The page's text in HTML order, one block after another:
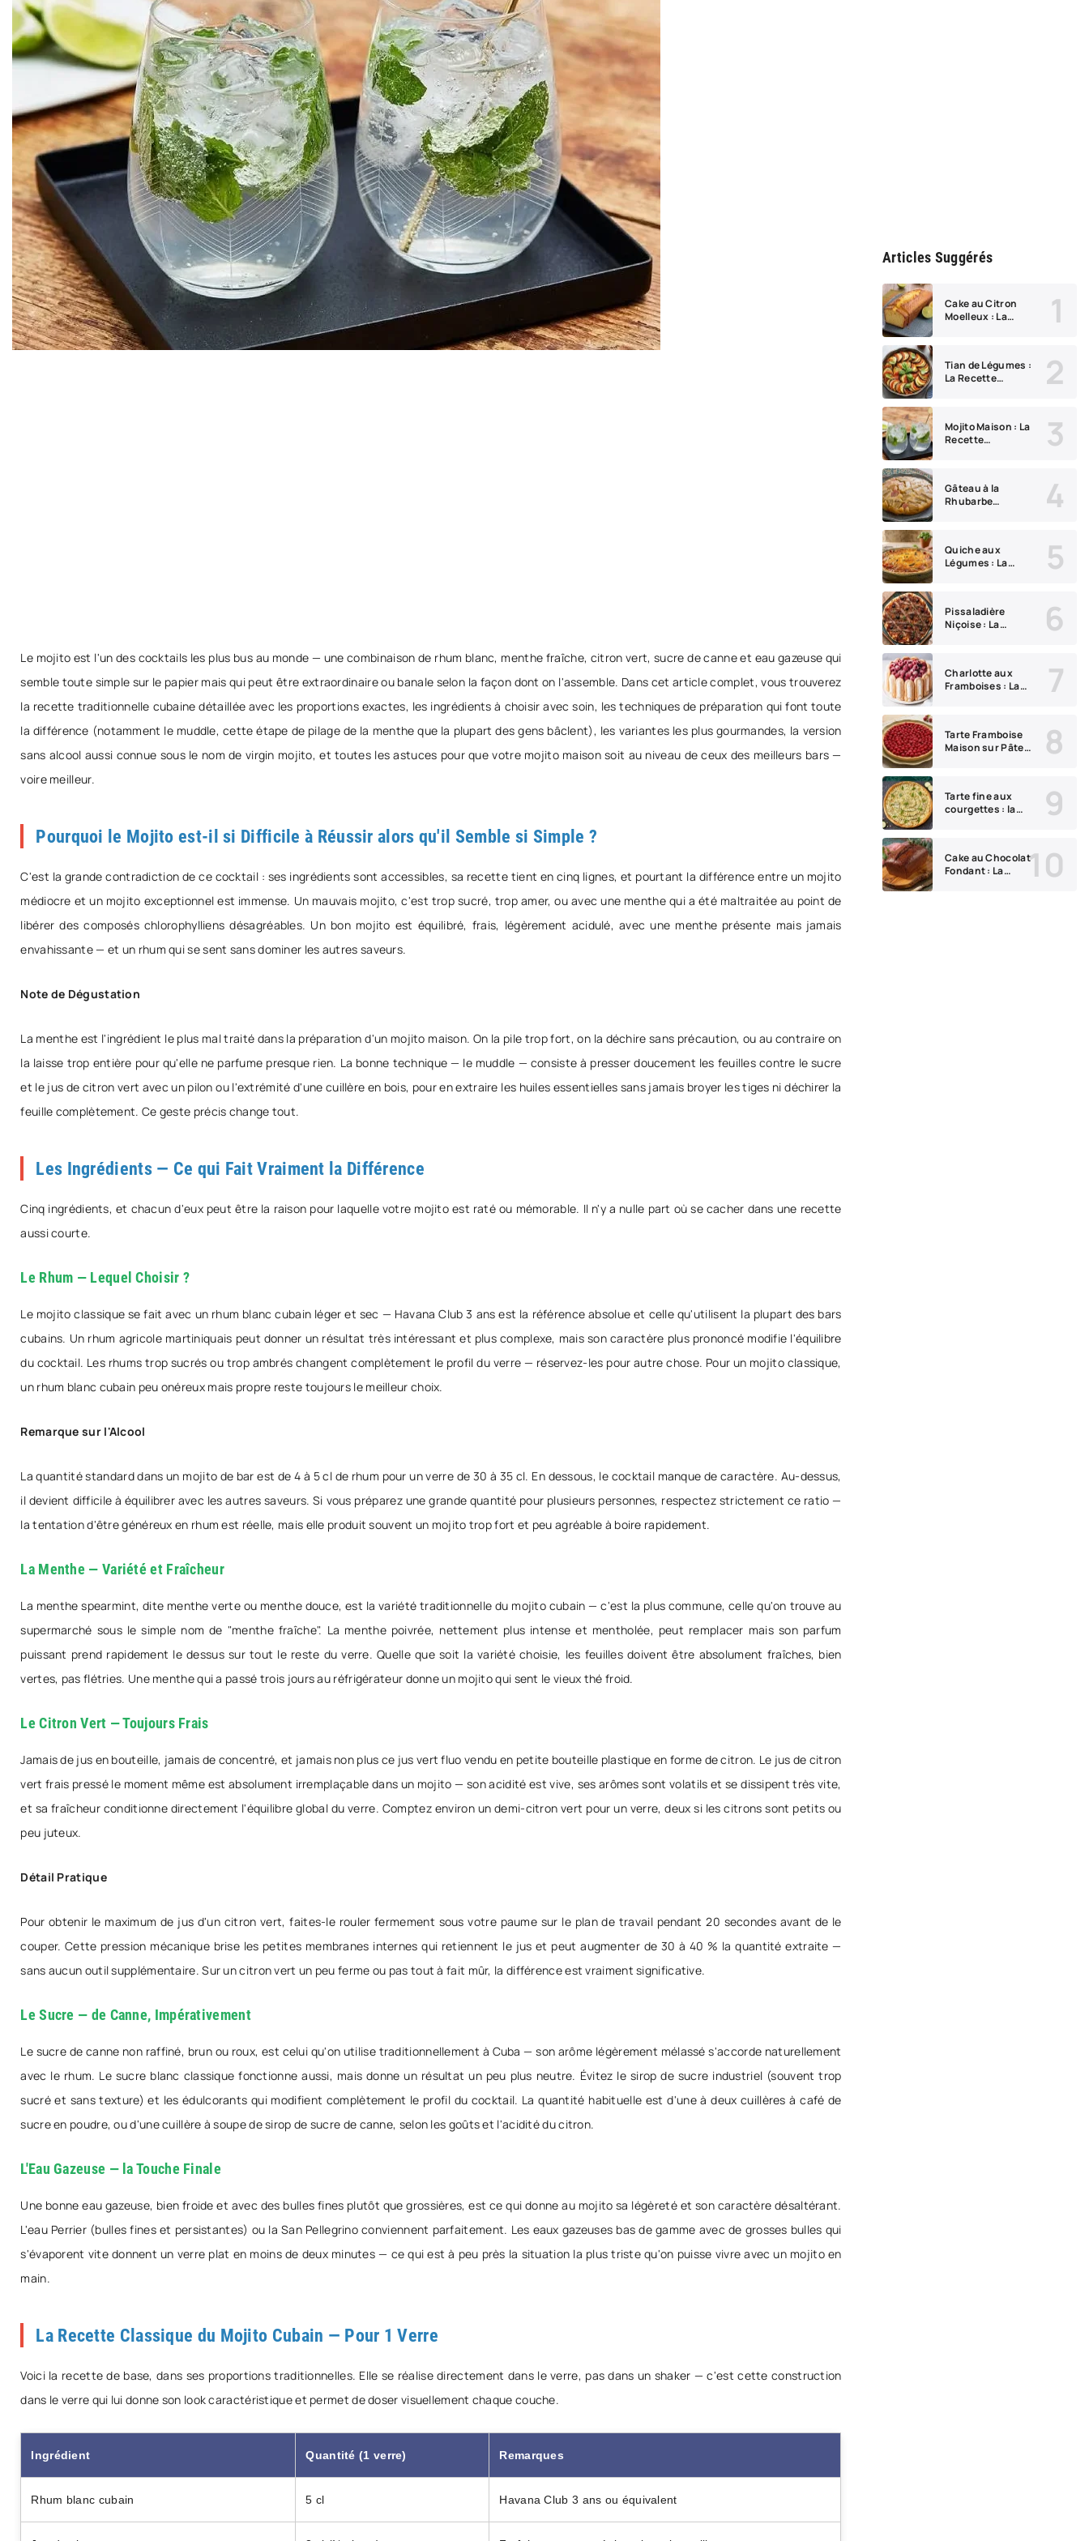
Le mojito est l'un des cocktails les plus bus au monde — une combinaison de rhum blanc, menthe fraîche, citron vert, sucre de canne et eau gazeuse qui
semble toute simple sur le papier mais qui peut être extraordinaire ou banale selon la façon dont on l'assemble. Dans cet article complet, vous trouverez
la recette traditionnelle cubaine détaillée avec les proportions exactes, les ingrédients à choisir avec soin, les techniques de préparation qui font toute
la différence (notamment le muddle, cette étape de pilage de la menthe que la plupart des gens bâclent), les variantes les plus gourmandes, la version
sans alcool aussi connue sous le nom de virgin mojito, et toutes les astuces pour que votre mojito maison soit au niveau de ceux des meilleurs bars —
voire meilleur.
Pourquoi le Mojito est-il si Difficile à Réussir alors qu'il Semble si Simple ?
C'est la grande contradiction de ce cocktail : ses ingrédients sont accessibles, sa recette tient en cinq lignes, et pourtant la différence entre un mojito
médiocre et un mojito exceptionnel est immense. Un mauvais mojito, c'est trop sucré, trop amer, ou avec une menthe qui a été maltraitée au point de
libérer des composés chlorophylliens désagréables. Un bon mojito est équilibré, frais, légèrement acidulé, avec une menthe présente mais jamais
envahissante — et un rhum qui se sent sans dominer les autres saveurs.
Note de Dégustation
La menthe est l'ingrédient le plus mal traité dans la préparation d'un mojito maison. On la pile trop fort, on la déchire sans précaution, ou au contraire on
la laisse trop entière pour qu'elle ne parfume presque rien. La bonne technique — le muddle — consiste à presser doucement les feuilles contre le sucre
et le jus de citron vert avec un pilon ou l'extrémité d'une cuillère en bois, pour en extraire les huiles essentielles sans jamais broyer les tiges ni déchirer la
feuille complètement. Ce geste précis change tout.
Les Ingrédients — Ce qui Fait Vraiment la Différence
Cinq ingrédients, et chacun d'eux peut être la raison pour laquelle votre mojito est raté ou mémorable. Il n'y a nulle part où se cacher dans une recette
aussi courte.
Le Rhum — Lequel Choisir ?
Le mojito classique se fait avec un rhum blanc cubain léger et sec — Havana Club 3 ans est la référence absolue et celle qu'utilisent la plupart des bars
cubains. Un rhum agricole martiniquais peut donner un résultat très intéressant et plus complexe, mais son caractère plus prononcé modifie l'équilibre
du cocktail. Les rhums trop sucrés ou trop ambrés changent complètement le profil du verre — réservez-les pour autre chose. Pour un mojito classique,
un rhum blanc cubain peu onéreux mais propre reste toujours le meilleur choix.
Remarque sur l'Alcool
La quantité standard dans un mojito de bar est de 4 à 5 cl de rhum pour un verre de 30 à 35 cl. En dessous, le cocktail manque de caractère. Au-dessus,
il devient difficile à équilibrer avec les autres saveurs. Si vous préparez une grande quantité pour plusieurs personnes, respectez strictement ce ratio —
la tentation d'être généreux en rhum est réelle, mais elle produit souvent un mojito trop fort et peu agréable à boire rapidement.
La Menthe — Variété et Fraîcheur
La menthe spearmint, dite menthe verte ou menthe douce, est la variété traditionnelle du mojito cubain — c'est la plus commune, celle qu'on trouve au
supermarché sous le simple nom de "menthe fraîche". La menthe poivrée, nettement plus intense et mentholée, peut remplacer mais son parfum
puissant prend rapidement le dessus sur tout le reste du verre. Quelle que soit la variété choisie, les feuilles doivent être absolument fraîches, bien
vertes, pas flétries. Une menthe qui a passé trois jours au réfrigérateur donne un mojito qui sent le vieux thé froid.
Le Citron Vert — Toujours Frais
Jamais de jus en bouteille, jamais de concentré, et jamais non plus ce jus vert fluo vendu en petite bouteille plastique en forme de citron. Le jus de citron
vert frais pressé le moment même est absolument irremplaçable dans un mojito — son acidité est vive, ses arômes sont volatils et se dissipent très vite,
et sa fraîcheur conditionne directement l'équilibre global du verre. Comptez environ un demi-citron vert pour un verre, deux si les citrons sont petits ou
peu juteux.
Détail Pratique
Pour obtenir le maximum de jus d'un citron vert, faites-le rouler fermement sous votre paume sur le plan de travail pendant 20 secondes avant de le
couper. Cette pression mécanique brise les petites membranes internes qui retiennent le jus et peut augmenter de 30 à 40 % la quantité extraite —
sans aucun outil supplémentaire. Sur un citron vert un peu ferme ou pas tout à fait mûr, la différence est vraiment significative.
Le Sucre — de Canne, Impérativement
Le sucre de canne non raffiné, brun ou roux, est celui qu'on utilise traditionnellement à Cuba — son arôme légèrement mélassé s'accorde naturellement
avec le rhum. Le sucre blanc classique fonctionne aussi, mais donne un résultat un peu plus neutre. Évitez le sirop de sucre industriel (souvent trop
sucré et sans texture) et les édulcorants qui modifient complètement le profil du cocktail. La quantité habituelle est d'une à deux cuillères à café de
sucre en poudre, ou d'une cuillère à soupe de sirop de sucre de canne, selon les goûts et l'acidité du citron.
L'Eau Gazeuse — la Touche Finale
Une bonne eau gazeuse, bien froide et avec des bulles fines plutôt que grossières, est ce qui donne au mojito sa légèreté et son caractère désaltérant.
L'eau Perrier (bulles fines et persistantes) ou la San Pellegrino conviennent parfaitement. Les eaux gazeuses bas de gamme avec de grosses bulles qui
s'évaporent vite donnent un verre plat en moins de deux minutes — ce qui est à peu près la situation la plus triste qu'on puisse vivre avec un mojito en
main.
La Recette Classique du Mojito Cubain — Pour 1 Verre
Voici la recette de base, dans ses proportions traditionnelles. Elle se réalise directement dans le verre, pas dans un shaker — c'est cette construction
dans le verre qui lui donne son look caractéristique et permet de doser visuellement chaque couche.
Ingrédient Quantité (1 verre) Remarques
Rhum blanc cubain 5 cl Havana Club 3 ans ou équivalent
Articles Suggérés
Cake au Citron
Moelleux : La
Tian de Légumes :
La Recette
Mojito Maison : La
Recette
Gâteau à la
Rhubarbe
Épate à Tous les
Coups
Quiche aux
Légumes : La
Pissaladière
Niçoise : La
et Anchois
Charlotte aux
Framboises : La
Tarte Framboise
Maison sur Pâte
Tarte fine aux
courgettes : la
Cake au Chocolat
Fondant : La